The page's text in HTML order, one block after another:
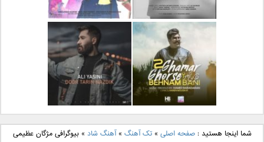
دانلود آهنگ جدید مهدی
یراحی بنام اسرار
دانلود آهنگ جدید فرزاد
فرزین بنام آتیش
دانلود آهنگ جدید بهنام
بانی بنام قرص قمر 2
دانلود آهنگ جدید علی
یاسینی بنام دورترین نزدیک
شما اینجا هستید :صفحه اصلی »تک آهنگ »آهنگ شاد »بیوگرافی مژگان عظیمی